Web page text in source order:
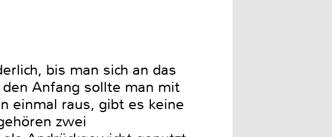
bis man sich an das
Anfang sollte man mit
einmal raus, gibt es keine
zwei